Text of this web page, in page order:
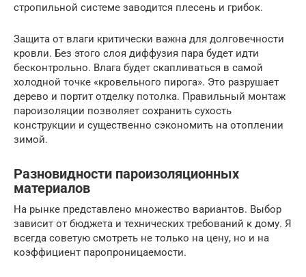
стропильной системе заводится плесень и грибок.
Защита от влаги критически важна для долговечности
кровли. Без этого слоя диффузия пара будет идти
бесконтрольно. Влага будет скапливаться в самой
холодной точке «кровельного пирога». Это разрушает
дерево и портит отделку потолка. Правильный монтаж
пароизоляции позволяет сохранить сухость
конструкции и существенно сэкономить на отоплении
зимой.
Разновидности пароизоляционных
материалов
На рынке представлено множество вариантов. Выбор
зависит от бюджета и технических требований к дому. Я
всегда советую смотреть не только на цену, но и на
коэффициент паропроницаемости.